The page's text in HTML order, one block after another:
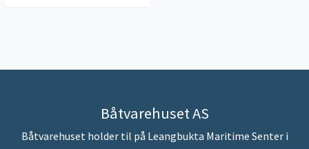
Båtvarehuset AS
Båtvarehuset holder til på Leangbukta Maritime Senter i